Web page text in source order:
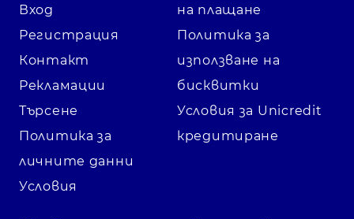
Вход
Регистрация
Контакт
Рекламации
Търсене
Политика за
личните данни
Условия
на плащане
Политика за
използване на
бисквитки
Условия за Unicredit
кредитиране